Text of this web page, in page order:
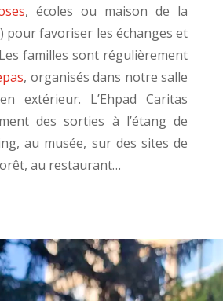
, écoles ou maison de la
pour favoriser les échanges et
familles sont régulièrement
, organisés dans notre salle
extérieur. L’Ehpad Caritas
des sorties à l’étang de
au musée, sur des sites de
au restaurant…